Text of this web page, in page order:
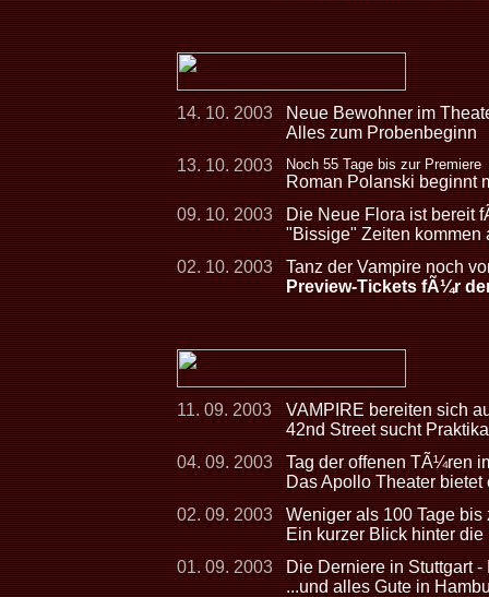
14. 10. 2003
Neue Bewohner im
Alles zum Probenbeginn
13. 10. 2003
Noch 55 Tage bis zur Premiere
Roman Polanski beginnt
09. 10. 2003
Die Neue Flora ist bereit
"Bissige" Zeiten kommen
02. 10. 2003
Tanz der Vampire noch
Preview-Tickets fÃ¼r
11. 09. 2003
VAMPIRE bereiten sich
42nd Street sucht
04. 09. 2003
Tag der offenen TÃ¼ren
Das Apollo Theater
02. 09. 2003
Weniger als 100 Tage
Ein kurzer Blick hinter
01. 09. 2003
Die Derniere in Stuttgart -
...und alles Gute in